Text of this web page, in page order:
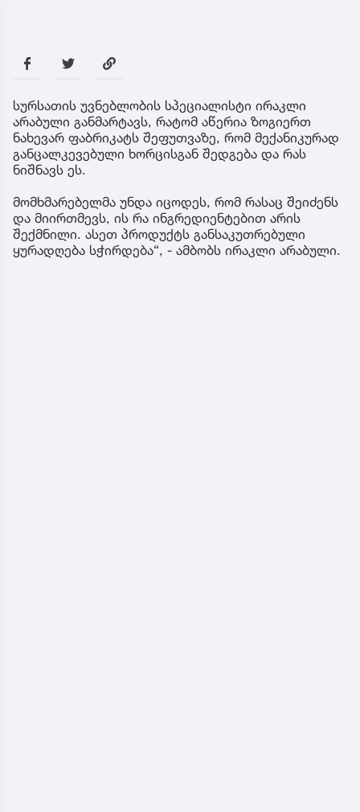
სურსათის უვნებლობის სპეციალისტი ირაკლი
არაბული განმარტავს, რატომ აწერია ზოგიერთ
ნახევარ ფაბრიკატს შეფუთვაზე, რომ მექანიკურად
განცალკევებული ხორცისგან შედგება და რას
ნიშნავს ეს.
მომხმარებელმა უნდა იცოდეს, რომ რასაც შეიძენს
და მიირთმევს, ის რა ინგრედიენტებით არის
შექმნილი. ასეთ პროდუქტს განსაკუთრებული
ყურადღება სჭირდება“, - ამბობს ირაკლი არაბული.